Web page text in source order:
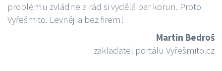
problému zvládne a rád si vydělá par korun. Proto
Vyřešmito. Levněji a bez firem!
Martin Bedroš
zakladatel portálu Vyřešmito.cz